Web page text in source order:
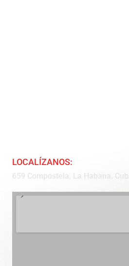
LOCALÍZANOS:
659 Compostela, La Habana, Cuba